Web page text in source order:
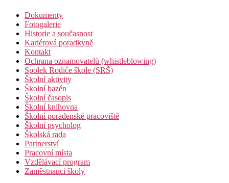
Dokumenty
Fotogalerie
Historie a současnost
Kariérová poradkyně
Kontakt
Ochrana oznamovatelů (whistleblowing)
Spolek Rodiče škole (SRŠ)
Školní aktivity
Školní bazén
Školní časopis
Školní knihovna
Školní poradenské pracoviště
Školní psycholog
Školská rada
Partnerství
Pracovní místa
Vzdělávací program
Zaměstnanci školy